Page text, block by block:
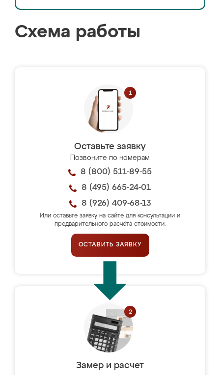
Схема работы
Оставьте заявку
Позвоните по номерам
8 (800) 511-89-55
8 (495) 665-24-01
8 (926) 409-68-13
Или оставьте заявку на сайте для консультации и
предварительного расчёта стоимости.
ОСТАВИТЬ ЗАЯВКУ
Замер и расчет